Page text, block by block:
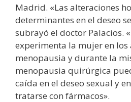
Madrid. «Las alteraciones
determinantes en el deseo
subrayó el doctor Palacios.
experimenta la mujer en los
menopausia y durante la
menopausia quirúrgica
caída en el deseo sexual y
tratarse con fármacos».